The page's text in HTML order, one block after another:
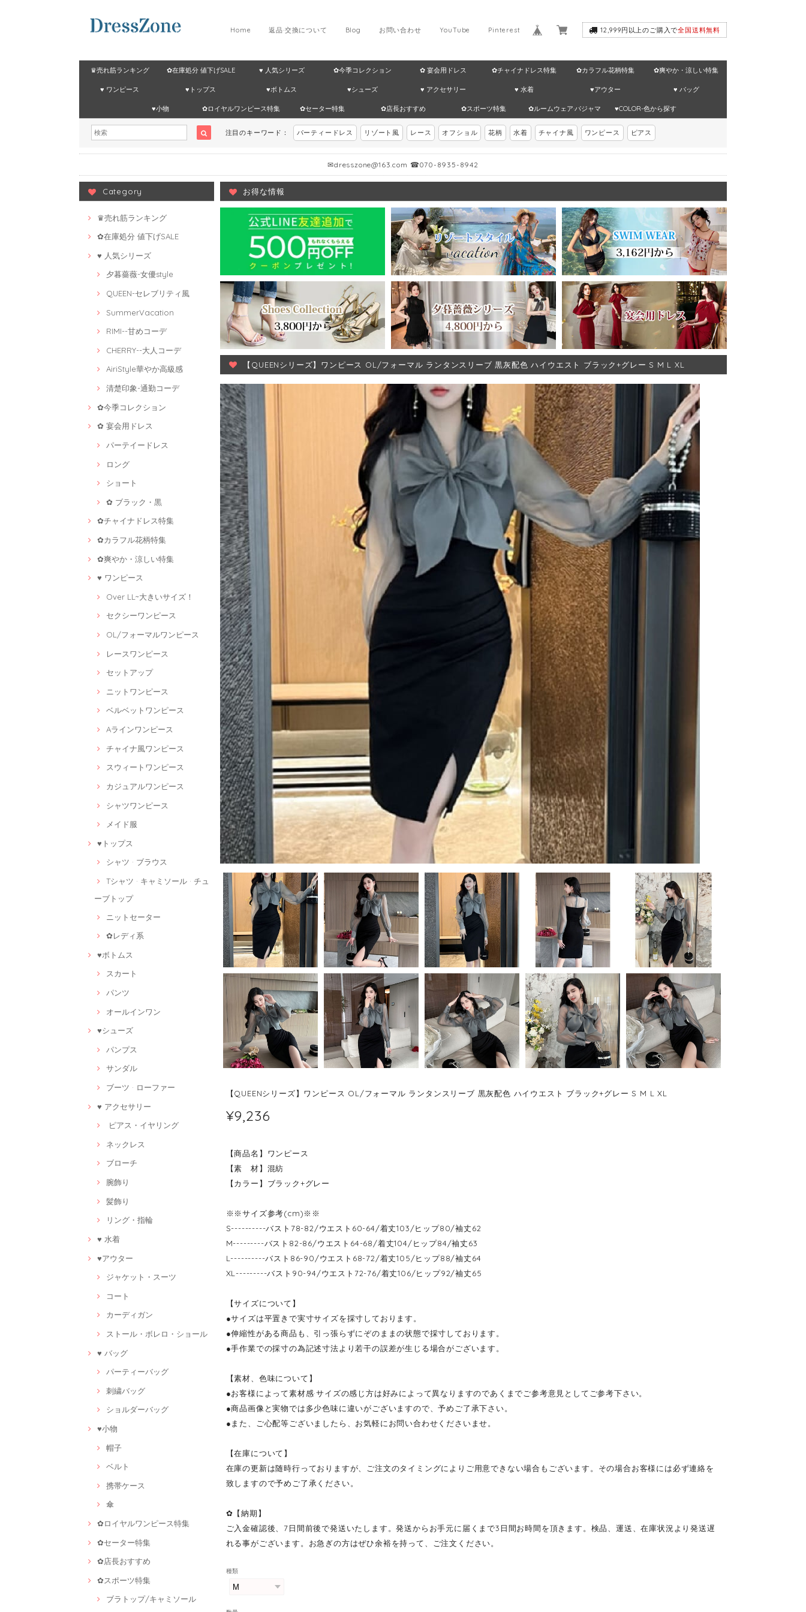
12,999円以上のご購入で全国送料無料
Pinterest
YouTube
お問い合わせ
Blog
返品·交換について
Home
♛売れ筋ランキング ✿在庫処分 値下げSALE ♥ 人気シリーズ ✿今季コレクション ✿ 宴会用ドレス ✿チャイナドレス特集 ✿カラフル花柄特集 ✿爽やか・涼しい特集
♥ ワンピース ♥トップス ♥ボトムス ♥シューズ ♥ アクセサリー ♥ 水着 ♥アウター ♥ バッグ
♥小物 ✿ロイヤルワンピース特集 ✿セーター特集 ✿店長おすすめ ✿スポーツ特集 ✿ルームウェア·パジャマ ♥COLOR-色から探す
注目のキーワード： パーティードレス リゾート風 レース オフショル 花柄 水着 チャイナ風 ワンピース ピアス
✉dresszone@163.com ☎070-8935-8942
Category
♛売れ筋ランキング
✿在庫処分 値下げSALE
♥ 人気シリーズ
夕暮薔薇-女優style
QUEEN-セレブリティ風
SummerVacation
RIMI--甘めコーデ
CHERRY--大人コーデ
AiriStyle華やか高級感
清楚印象-通勤コーデ
✿今季コレクション
✿ 宴会用ドレス
パーテイードレス
ロング
ショート
✿ ブラック・黒
✿チャイナドレス特集
✿カラフル花柄特集
✿爽やか・涼しい特集
♥ ワンピース
Over LL~大きいサイズ！
セクシーワンピース
OL/フォーマルワンピース
レースワンピース
セットアップ
ニットワンピース
ベルベットワンピース
Aラインワンピース
チャイナ風ワンピース
スウィートワンピース
カジュアルワンピース
シャツワンピース
メイド服
♥トップス
シャツ · ブラウス
Tシャツ · キャミソール · チュ
ーブトップ
ニットセーター
✿レディ系
♥ボトムス
スカート
パンツ
オールインワン
♥シューズ
パンプス
サンダル
ブーツ · ローファー
♥ アクセサリー
ピアス・イヤリング
ネックレス
ブローチ
腕飾り
髪飾り
リング・指輪
♥ 水着
♥アウター
ジャケット・スーツ
コート
カーディガン
ストール・ボレロ・ショール
♥ バッグ
パーティーバッグ
刺繍バッグ
ショルダーバッグ
♥小物
帽子
ベルト
携帯ケース
傘
✿ロイヤルワンピース特集
✿セーター特集
✿店長おすすめ
✿スポーツ特集
ブラトップ/キャミソール
お得な情報
【QUEENシリーズ】ワンピース OL/フォーマル ランタンスリーブ 黒灰配色 ハイウエスト ブラック+グレー S M L XL
【QUEENシリーズ】ワンピース OL/フォーマル ランタンスリーブ 黒灰配色 ハイウエスト ブラック+グレー S M L XL
¥9,236
【商品名】ワンピース
【素 材】混紡
【カラー】ブラック+グレー
※※サイズ参考(cm)※※
S----------バスト78-82/ウエスト60-64/着丈103/ヒップ80/袖丈62
M---------バスト82-86/ウエスト64-68/着丈104/ヒップ84/袖丈63
L----------バスト86-90/ウエスト68-72/着丈105/ヒップ88/袖丈64
XL---------バスト90-94/ウエスト72-76/着丈106/ヒップ92/袖丈65
【サイズについて】
●サイズは平置きで実寸サイズを採寸しております。
●伸縮性がある商品も、引っ張らずにぞのままの状態で採寸しております。
●手作業での採寸の為記述寸法より若干の誤差が生じる場合がございます。
【素材、色味について】
●お客様によって素材感·サイズの感じ方は好みによって異なりますのであくまでご参考意見としてご参考下さい。
●商品画像と実物では多少色味に違いがございますので、予めご了承下さい。
●また、ご心配等ございましたら、お気軽にお問い合わせくださいませ。
【在庫について】
在庫の更新は随時行っておりますが、ご注文のタイミングによりご用意できない場合もございます。その場合お客様には必ず連絡を
致しますので予めご了承ください。
✿【納期】
ご入金確認後、7日間前後で発送いたします。発送からお手元に届くまで3日間お時間を頂きます。検品、運送、在庫状況より発送遅
れる事がございます。お急ぎの方はぜひ余裕を持って、ご注文ください。
種類